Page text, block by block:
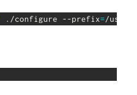
./configure --prefix=/usr